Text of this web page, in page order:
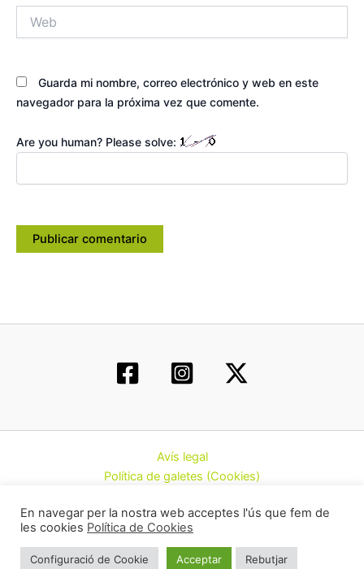
Guarda mi nombre, correo electrónico y web en este
navegador para la próxima vez que comente.
Are you human? Please solve:
Avís legal
Política de galetes (Cookies)
Contacte
Cannàbiques de Catalunya (CatFAC)
En navegar per la nostra web acceptes l'ús que fem de
les cookies Política de Cookies
Configuració de Cookie Acceptar Rebutjar